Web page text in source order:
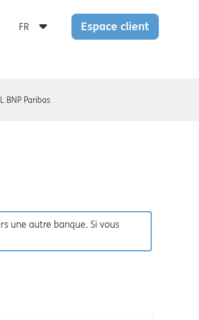
Espace client
BNP Paribas
une autre banque. Si vous